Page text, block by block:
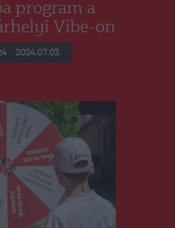
program a
Vibe-on
2024.07.03.